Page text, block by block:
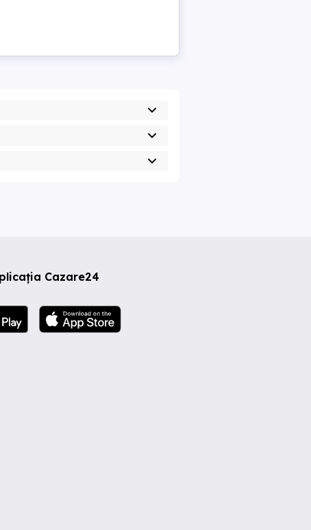
Cazare24